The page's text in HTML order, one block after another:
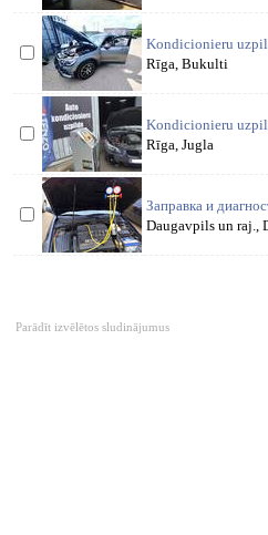
Kondicionieru
Rīga, Bukulti
Kondicionieru
Rīga, Jugla
Заправка и
Daugavpils un raj.,
Parādīt izvēlētos sludinājumus